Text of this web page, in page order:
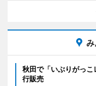
秋田で「いぶりがっ
行販売